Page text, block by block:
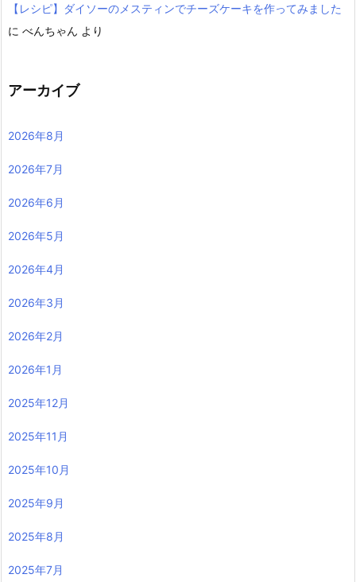
【レシピ】ダイソーのメスティンでチーズケーキを作ってみました
に べんちゃん より
アーカイブ
2026年8月
2026年7月
2026年6月
2026年5月
2026年4月
2026年3月
2026年2月
2026年1月
2025年12月
2025年11月
2025年10月
2025年9月
2025年8月
2025年7月